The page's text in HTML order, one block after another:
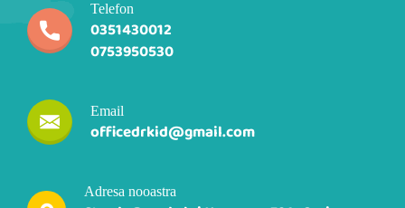
Telefon
0351430012
0753950530
Email
officedrkid@gmail.com
Adresa nooastra